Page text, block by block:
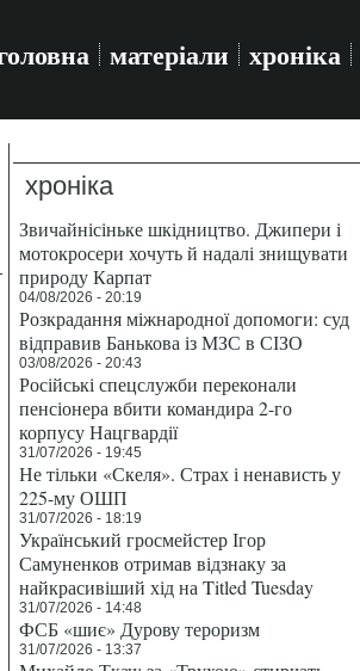
матеріали хроніка
хроніка
Звичайнісіньке шкідництво. Джипери і
мотокросери хочуть й надалі знищувати
природу Карпат
04/08/2026 - 20:19
Розкрадання міжнародної допомоги: суд
відправив Банькова із МЗС в СІЗО
03/08/2026 - 20:43
Російські спецслужби переконали
пенсіонера вбити командира 2-го
корпусу Нацгвардії
31/07/2026 - 19:45
Не тільки «Скеля». Страх і ненависть у
225-му ОШП
31/07/2026 - 18:19
Український гросмейстер Ігор
Самуненков отримав відзнаку за
найкрасивіший хід на Titled Tuesday
31/07/2026 - 14:48
ФСБ «шиє» Дурову тероризм
31/07/2026 - 13:37